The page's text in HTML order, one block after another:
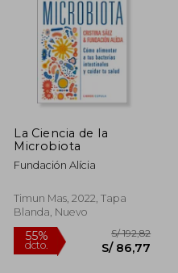
dcto.
La Ciencia de la
Microbiota
Fundación Alícia
Timun Mas, 2022, Tapa
Blanda, Nuevo